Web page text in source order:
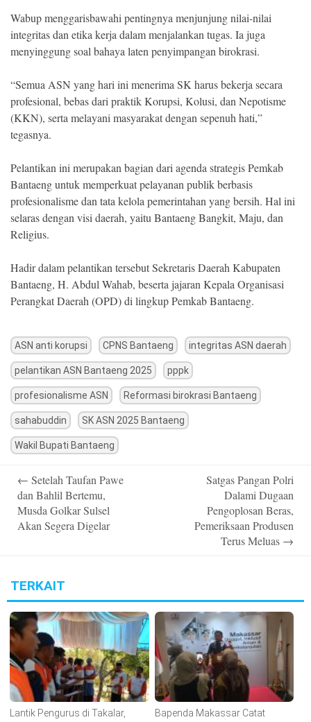
Wabup menggarisbawahi pentingnya menjunjung nilai-nilai
integritas dan etika kerja dalam menjalankan tugas. Ia juga
menyinggung soal bahaya laten penyimpangan birokrasi.
“Semua ASN yang hari ini menerima SK harus bekerja secara
profesional, bebas dari praktik Korupsi, Kolusi, dan Nepotisme
(KKN), serta melayani masyarakat dengan sepenuh hati,”
tegasnya.
Pelantikan ini merupakan bagian dari agenda strategis Pemkab
Bantaeng untuk memperkuat pelayanan publik berbasis
profesionalisme dan tata kelola pemerintahan yang bersih. Hal ini
selaras dengan visi daerah, yaitu Bantaeng Bangkit, Maju, dan
Religius.
Hadir dalam pelantikan tersebut Sekretaris Daerah Kabupaten
Bantaeng, H. Abdul Wahab, beserta jajaran Kepala Organisasi
Perangkat Daerah (OPD) di lingkup Pemkab Bantaeng.
ASN anti korupsi CPNS Bantaeng integritas ASN daerah
pelantikan ASN Bantaeng 2025 pppk
profesionalisme ASN Reformasi birokrasi Bantaeng
sahabuddin SK ASN 2025 Bantaeng
Wakil Bupati Bantaeng
navigation
← Setelah Taufan Pawe
dan Bahlil Bertemu,
Musda Golkar Sulsel
Akan Segera Digelar
Satgas Pangan Polri
Dalami Dugaan
Pengoplosan Beras,
Pemeriksaan Produsen
Terus Meluas →
TERKAIT
Lantik Pengurus di Takalar,
Bapenda Makassar Catat